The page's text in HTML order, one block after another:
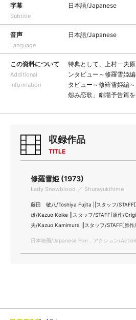
字幕
Subtitle
日本語/Japanese
音声
Language
日本語/Japanese
この資料について
Additional
Information
特典として、上村一夫
ンタビュー～修羅雪姫
タビュー～修羅雪姫編
怨み恋歌」劇場予告篇を
収録作品
TITLE
修羅雪姫 (1973)
Lady Snowblood ／ Shurayukihime
藤田 敏八/Toshiya Fujita ||スタッフ/
雄/Kazuo Koike ||スタッフ/STAFF[原作/
夫/Kazuo Kamimura ||スタッフ/STAFF[原
日本映画/Japanese Film，アクション/